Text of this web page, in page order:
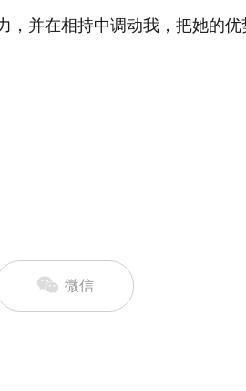
，并在相持中调动我，把她的优
微信